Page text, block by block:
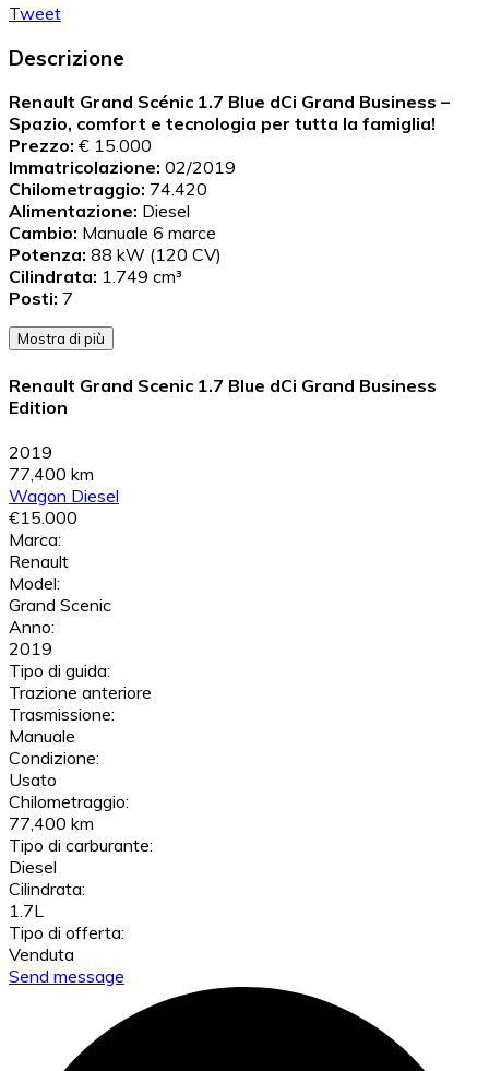
Tweet
Descrizione
Renault Grand Scénic 1.7 Blue dCi Grand Business –
Spazio, comfort e tecnologia per tutta la famiglia!
Prezzo: € 15.000
Immatricolazione: 02/2019
Chilometraggio: 74.420
Alimentazione: Diesel
Cambio: Manuale 6 marce
Potenza: 88 kW (120 CV)
Cilindrata: 1.749 cm³
Posti: 7
Mostra di più
Renault Grand Scenic 1.7 Blue dCi Grand Business
Edition
2019
77,400 km
Wagon Diesel
€15.000
Marca:
Renault
Model:
Grand Scenic
Anno:
2019
Tipo di guida:
Trazione anteriore
Trasmissione:
Manuale
Condizione:
Usato
Chilometraggio:
77,400 km
Tipo di carburante:
Diesel
Cilindrata:
1.7L
Tipo di offerta:
Venduta
Send message